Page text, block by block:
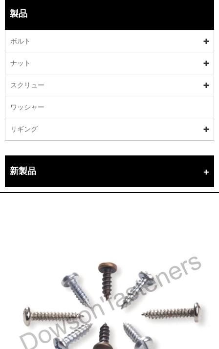
製品
ボルト
ナット
スクリュー
ワッシャー
リギング
新製品